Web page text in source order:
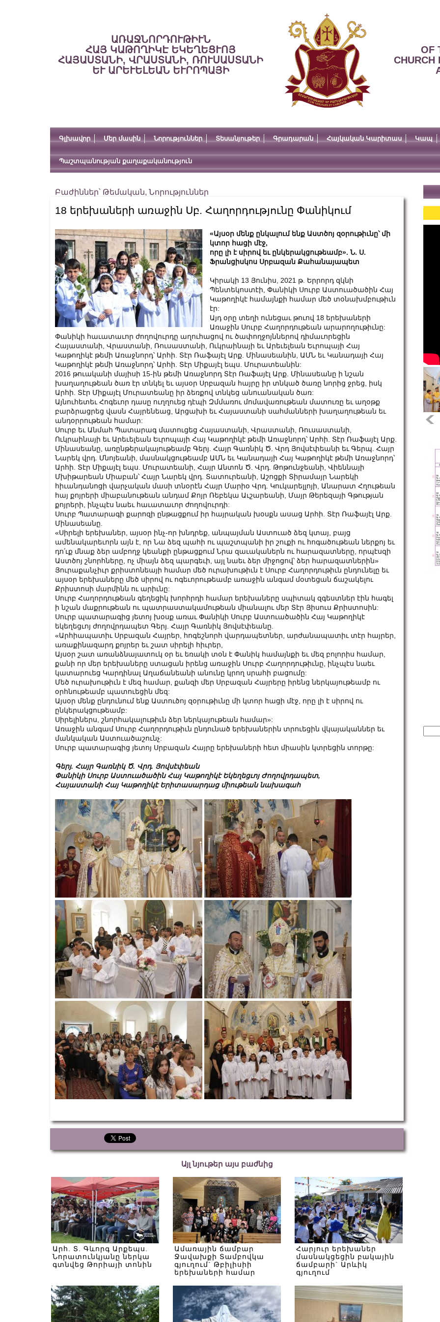
ԱՌԱՋՆՈՐԴՈՒԹԻՒՆ
ՀԱՅ ԿԱԹՈՂԻԿԷ ԵԿԵՂԵՑՒՈՅ
ՀԱՅԱՍՏԱՆԻ, ՎՐԱՍՏԱՆԻ, ՌՈՒՍԱՍՏԱՆԻ
ԵՒ ԱՐԵՒԵԼԵԱՆ ԵՒՐՈՊԱՅԻ
OF
CHURCH
Գլխավոր Մեր մասին Նորություններ Տեսանյութեր Գրադարան Հայկական Կարիտաս Կապ
Պաշտպանության քաղաքականություն
Բաժիններ՝ Թեմական, Նորություններ
18 երեխաների առաջին Սբ. Հաղորդությունը Փանիկում
«Այսօր մենք ընկալում ենք Աստծոյ զօրութիւնը՝ մի
կտոր հացի մէջ,
որը լի է սիրով եւ ընկերակցութեամբ». Ն. Ս.
Ֆրանցիսկոս Սրբազան Քահանայապետ
Կիրակի 13 Յունիս, 2021 թ. Երրորդ զկնի
Պենտեկոստէի, Փանիկի Սուրբ Աստուածածին Հայ
Կաթողիկէ համայնքի համար մեծ տօնախմբութիւն
էր:
Այդ օրը տեղի ունեցաւ թուով 18 երեխաների
Առաջին Սուրբ Հաղորդութեան արարողութիւնը:
Փանիկի հաւատաւոր ժողովուրդը աղուհացով ու ծափողջոյններով դիմաւորեցին
Հայաստանի, Վրաստանի, Ռուսաստանի, Ուկրաինայի եւ Արեւելեան Եւրոպայի Հայ
Կաթողիկէ թեմի Առաջնորդ՝ Արհի. Տէր Ռաֆայէլ Արք. Մինասեանին, ԱՄՆ եւ Կանադայի Հայ
Կաթողիկէ թեմի Առաջնորդ՝ Արհի. Տէր Միքայէլ եպս. Մուրատեանին:
2016 թուականի մայիսի 15-ին թեմի Առաջնորդ Տէր Ռաֆայէլ Արք. Մինասեանը ի նշան
խաղաղութեան ծառ էր տնկել եւ այսօր Սրբազան հայրը իր տնկած ծառը նորից ջրեց, իսկ
Արհի. Տէր Միքայէլ Մուրատեանը իր ձեռքով տնկեց անուանական ծառ:
Այնուհետեւ Հոգեւոր դասը ուղղուեց դէպի Զմմառու մոմավառութեան մատուռը եւ աղօթք
բարձրացրեց վասն Հայրենեաց, Արցախի եւ Հայաստանի սահմանների խաղաղութեան եւ
անդօրրութեան համար:
Սուրբ եւ Անմահ Պատարագ մատուցեց Հայաստանի, Վրաստանի, Ռուսաստանի,
Ուկրաինայի եւ Արեւելեան Եւրոպայի Հայ Կաթողիկէ թեմի Առաջնորդ՝ Արհի. Տէր Ռաֆայէլ Արք.
Մինասեանը, առընթերակայութեամբ Գերյ. Հայր Գառնիկ Ծ. Վրդ Յովսէփեանի եւ Գերպ. Հայր
Նարեկ վրդ. Մնոյեանի, մասնակցութեամբ ԱՄՆ եւ Կանադայի Հայ Կաթողիկէ թեմի Առաջնորդ՝
Արհի. Տէր Միքայէլ եպս. Մուրատեանի, Հայր Անտոն Ծ. Վրդ. Թոթունջեանի, Վիեննայի
Մխիթարեան Միաբան՝ Հայր Նարեկ վրդ. Տատուրեանի, Աշոցքի Տիրամայր Նարեկի
հիւանդանոցի վարչական մասի տնօրէն Հայր Մարիօ Վրդ. Կուկարելլոյի, Անարատ Հղութեան
հայ քոյրերի միաբանութեան անդամ Քոյր Ռեբեկա Աւշարեանի, Մայր Թերեզայի Գթության
քոյրերի, ինչպէս նաեւ հաւատաւոր ժողովուրդի:
Սուրբ Պատարագի քարոզի ընթացքում իր հայրական խօսքն ասաց Արհի. Տէր Ռաֆայէլ Արք.
Մինասեանը.
«Սիրելի երեխաներ, այսօր ինչ-որ խնդրեք, անպայման Աստուած ձեզ կտայ, բայց
ամենակարեւորն այն է, որ Նա ձեզ պահի ու պաշտպանի իր շուքի ու հոգածութեան ներքոյ եւ
դո՛ւք մնաք ձեր ամբողջ կեանքի ընթացքում Նրա զաւականերն ու հարազատները, որպէսզի
Աստծոյ շնորհները, ոչ միայն ձեզ պարգեւի, այլ նաեւ ձեր միջոցով՝ ձեր հարազատներին»
Յուրաքանչիւր քրիստոնեայի համար մեծ ուրախութիւն է Սուրբ Հաղորդութիւն ընդունելը եւ
այսօր երեխաները մեծ սիրով ու ոգեւորութեամբ առաջին անգամ մօտեցան ճաշակելու
Քրիստոսի մարմինն ու արիւնը:
Սուրբ Հաղորդութեան գեղեցիկ խորհրդի համար երեխաները սպիտակ զգեստներ էին հագել
ի նշան մաքրութեան ու պատրաստակամութեան միանալու մեր Տէր Յիսուս Քրիստոսին:
Սուրբ պատարագից յետոյ խօսք առաւ Փանիկի Սուրբ Աստուածածին Հայ Կաթողիկէ
եկեղեցւոյ ժողովրդապետ Գերյ. Հայր Գառնիկ Յովսէփեանը.
«Արհիապատիւ Սրբազան Հայրեր, հոգեշնորհ վարդապետներ, արժանապատիւ տէր հայրեր,
առաքինազարդ քոյրեր եւ շատ սիրելի հիւրեր,
Այսօր շատ առանձնայատուկ օր եւ եռակի տօն է Փանիկ համայնքի եւ մեզ բոլորիս համար,
քանի որ մեր երեխաները ստացան իրենց առաջին Սուրբ Հաղորդութիւնը, ինչպէս նաեւ
կատարուեց Կարդինալ Աղաճանեանի անունը կրող սրահի բացումը:
Մեծ ուրախութիւն է մեզ համար, քանզի մեր Սրբազան Հայրերը իրենց ներկայութեամբ ու
օրհնութեամբ պատուեցին մեզ:
Այսօր մենք ընդունում ենք Աստուծոյ զօրութիւնը մի կտոր հացի մէջ, որը լի է սիրով ու
ընկերակցութեամբ:
Սիրելիներս, շնորհակալութիւն ձեր ներկայութեան համար»:
Առաջին անգամ Սուրբ Հաղորդութիւն ընդունած երեխաներին տրուեցին վկայականներ եւ
մանկական Աստուածաշունչ:
Սուրբ պատարագից յետոյ Սրբազան Հայրը երեխաների հետ միասին կտրեցին տորթը:
Գերյ. Հայր Գառնիկ Ծ. Վրդ. Յովսէփեան
Փանիկի Սուրբ Աստուածածին Հայ Կաթողիկէ Եկեղեցւոյ Ժողովրդապետ,
Հայաստանի Հայ Կաթողիկէ Երիտասարդաց միութեան նախագահ
Այլ նյութեր այս բաժնից
Արհ. Տ. Գևորգ Արքեպս.
Նորատունկյանը ներկա
գտնվեց Թորիայի տոնին
Ամառային ճամբար
Ջավախքի Տամբովկա
գյուղում` Թբիլիսիի
երեխաների համար
Հարյուր երեխաներ
մասնակցեցին բակային
ճամբարի` Արևիկ
գյուղում
for: